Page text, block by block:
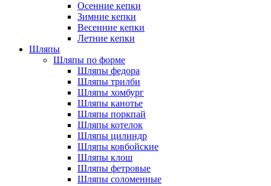
Осенние кепки
Зимние кепки
Весенние кепки
Летние кепки
Шляпы
Шляпы по форме
Шляпы федора
Шляпы трилби
Шляпы хомбург
Шляпы канотье
Шляпы поркпай
Шляпы котелок
Шляпы цилиндр
Шляпы ковбойские
Шляпы клош
Шляпы фетровые
Шляпы соломенные